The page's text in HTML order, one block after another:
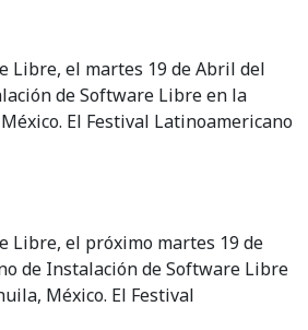
Libre, el martes 19 de Abril del
de Software Libre en la
El Festival Latinoamericano
Libre, el próximo martes 19 de
de Instalación de Software Libre
México. El Festival